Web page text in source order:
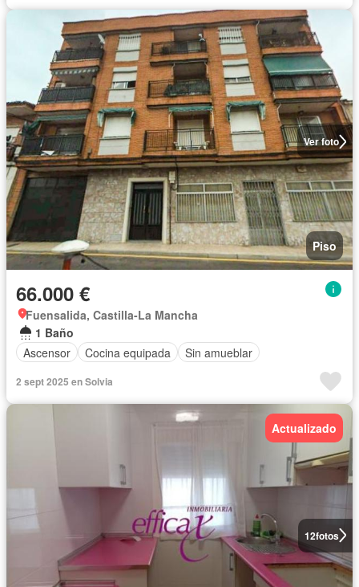
Ver foto
Piso
66.000 €
Fuensalida, Castilla-La Mancha
1 Baño
Ascensor
Cocina equipada Sin amueblar
2 sept 2025 en Solvia
12fotos
Actualizado